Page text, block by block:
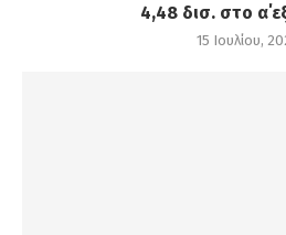
4,48 δισ. στο
15 Ιουλίου,